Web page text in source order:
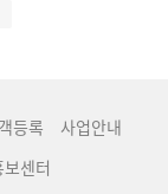
등록
사업안내
보센터